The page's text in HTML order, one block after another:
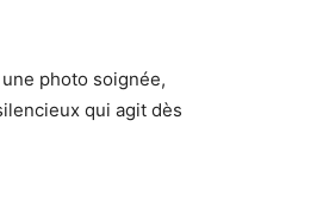
photo soignée,
qui agit dès